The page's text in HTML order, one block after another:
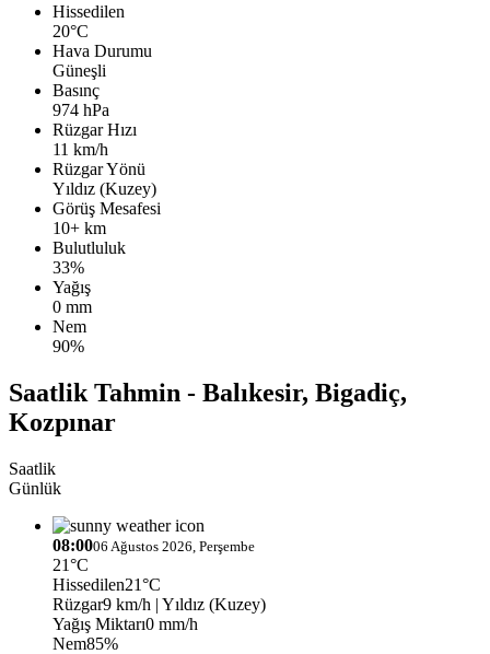
Hissedilen
20°C
Hava Durumu
Güneşli
Basınç
974 hPa
Rüzgar Hızı
11 km/h
Rüzgar Yönü
Yıldız (Kuzey)
Görüş Mesafesi
10+ km
Bulutluluk
33%
Yağış
0 mm
Nem
90%
Saatlik Tahmin - Balıkesir, Bigadiç,
Kozpınar
Saatlik
Günlük
08:0006 Ağustos 2026, Perşembe
21°C
Hissedilen21°C
Rüzgar9 km/h | Yıldız (Kuzey)
Yağış Miktarı0 mm/h
Nem85%